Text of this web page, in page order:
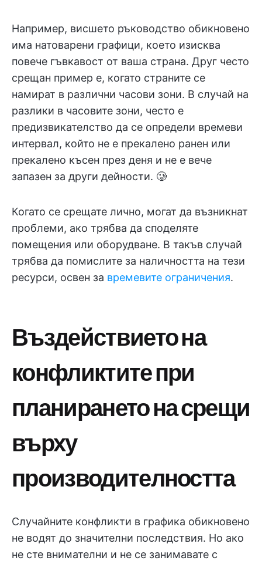
Например, висшето ръководство обикновено
има натоварени графици, което изисква
повече гъвкавост от ваша страна. Друг често
срещан пример е, когато страните се
намират в различни часови зони. В случай на
разлики в часовите зони, често е
предизвикателство да се определи времеви
интервал, който не е прекалено ранен или
прекалено късен през деня и не е вече
запазен за други дейности. 🥲
Когато се срещате лично, могат да възникнат
проблеми, ако трябва да споделяте
помещения или оборудване. В такъв случай
трябва да помислите за наличността на тези
ресурси, освен за времевите ограничения.
Въздействието на
конфликтите при
планирането на срещи
върху
производителността
Случайните конфликти в графика обикновено
не водят до значителни последствия. Но ако
не сте внимателни и не се занимавате с